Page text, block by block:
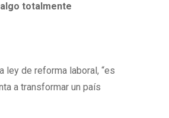
totalmente
ley de reforma laboral, “es
a transformar un país